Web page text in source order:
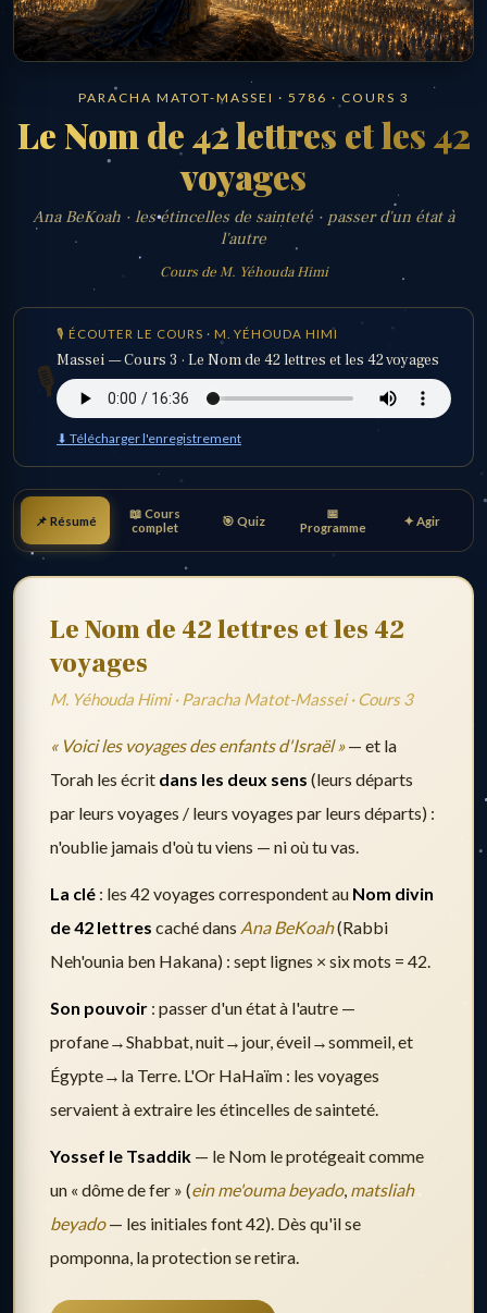
PARACHA MATOT-MASSEI · 5786 · COURS 3
Le Nom de 42 lettres et les 42
voyages
Ana BeKoah · les étincelles de sainteté · passer d'un état à
l'autre
Cours de M. Yéhouda Himi
🎙️
🎙 ÉCOUTER LE COURS · M. YÉHOUDA HIMI
Massei — Cours 3 · Le Nom de 42 lettres et les 42 voyages
⬇ Télécharger l'enregistrement
📌 Résumé
📖 Cours
complet
🎯 Quiz
📅
Programme
✦ Agir
Le Nom de 42 lettres et les 42
voyages
M. Yéhouda Himi · Paracha Matot-Massei · Cours 3
« Voici les voyages des enfants d'Israël »— et la
Torah les écrit dans les deux sens (leurs départs
par leurs voyages / leurs voyages par leurs départs) :
n'oublie jamais d'où tu viens — ni où tu vas.
La clé : les 42 voyages correspondent au Nom divin
de 42 lettres caché dans Ana BeKoah(Rabbi
Neh'ounia ben Hakana) : sept lignes × six mots = 42.
Son pouvoir : passer d'un état à l'autre —
profane→Shabbat, nuit→jour, éveil→sommeil, et
Égypte→la Terre. L'Or HaHaïm : les voyages
servaient à extraire les étincelles de sainteté.
Yossef le Tsaddik — le Nom le protégeait comme
un « dôme de fer » (ein me'ouma beyado, matsliah
beyado— les initiales font 42). Dès qu'il se
pomponna, la protection se retira.